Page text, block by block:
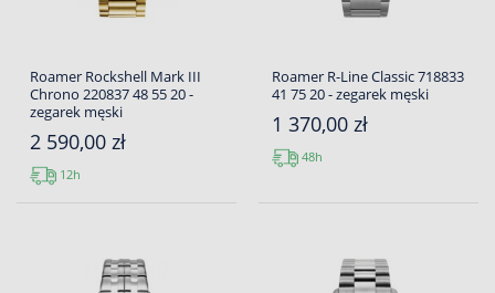
Roamer Rockshell Mark III
Chrono 220837 48 55 20 -
zegarek męski
2 590,00 zł
12h
Roamer R-Line Classic 718833
41 75 20 - zegarek męski
1 370,00 zł
48h